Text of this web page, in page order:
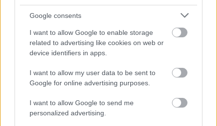
Google consents
I want to allow Google to enable storage
related to advertising like cookies on web or
device identifiers in apps.
I want to allow my user data to be sent to
Google for online advertising purposes.
I want to allow Google to send me
personalized advertising.
καμπουριάζει ή να φαίνεται αρκετά χαλαρός. Η
περιποιημένη εικόνα τόσο του προσώπου, του
ντυσίματος αλλά και του σώματος, αποπνέει μία
πρόσθετη σιγουριά και εμπιστοσύνη προς τον
συνεντευξιαστή. Ωστόσο ο υποψήφιος θα πρέπει
να κινηθεί έτσι ώστε να μην φαίνεται άκαμπτος ή
«στημένος», αλλά με τέτοιο τρόπο που θα δείχνει
φυσικότητα, θάρρος αλλά και συνάμα ευγένεια.